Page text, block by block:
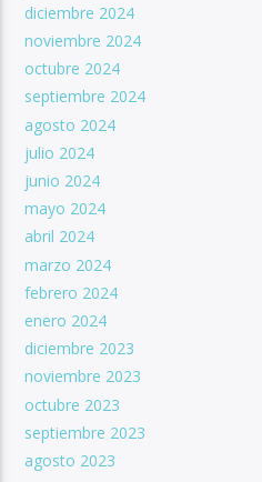
diciembre 2024
noviembre 2024
octubre 2024
septiembre 2024
agosto 2024
julio 2024
junio 2024
mayo 2024
abril 2024
marzo 2024
febrero 2024
enero 2024
diciembre 2023
noviembre 2023
octubre 2023
septiembre 2023
agosto 2023